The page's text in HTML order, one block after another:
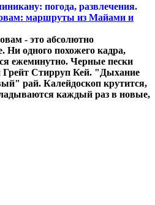
маршруты из Майами и
- это абсолютно
Ни одного похожего кадра,
ежеминутно. Черные пески
Стирруп Кей. "Дыхание
рай. Калейдоскоп крутится,
каждый раз в новые,